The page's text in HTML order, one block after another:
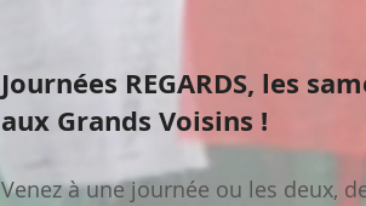
Journées REGARDS, les
aux Grands Voisins !
Venez à une journée ou les deux,